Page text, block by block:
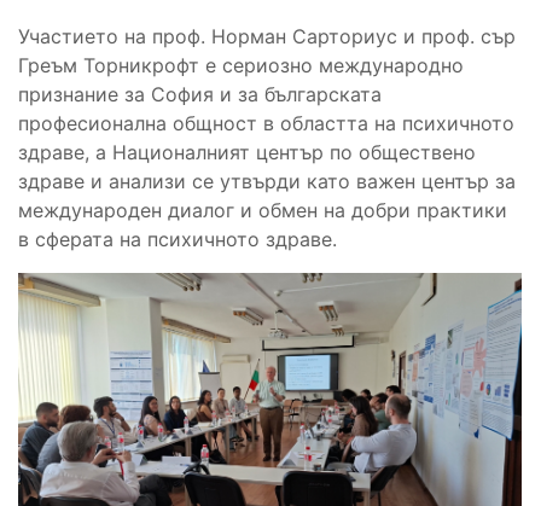
Участието на проф. Норман Сарториус и проф. сър
Греъм Торникрофт е сериозно международно
признание за София и за българската
професионална общност в областта на психичното
здраве, а Националният център по обществено
здраве и анализи се утвърди като важен център за
международен диалог и обмен на добри практики
в сферата на психичното здраве.